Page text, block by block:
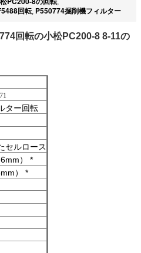
,
回転, P550774掘削機フィルター
回転の小松PC200-8 8-11の
ター回転
セルロース
） *
） *